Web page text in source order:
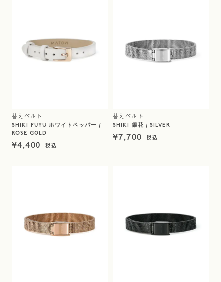
替えベルト
SHIKI FUYU ホワイトペッパー /
ROSE GOLD
¥4,400
替えベルト
SHIKI 銀花 / SILVER
¥7,700